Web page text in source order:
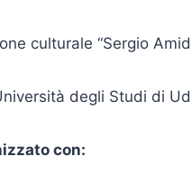
culturale “Sergio
degli Studi di
con: